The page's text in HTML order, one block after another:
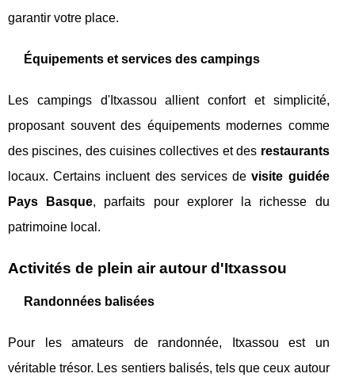
garantir votre place.
Équipements et services des campings
Les campings d'Itxassou allient confort et simplicité,
proposant souvent des équipements modernes comme
des piscines, des cuisines collectives et des restaurants
locaux. Certains incluent des services devisite guidée
Pays Basque, parfaits pour explorer la richesse du
patrimoine local.
Activités de plein air autour d'Itxassou
Randonnées balisées
Pour les amateurs de randonnée, Itxassou est un
véritable trésor. Les sentiers balisés, tels que ceux autour